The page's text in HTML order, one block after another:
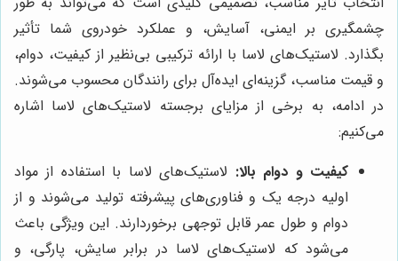
چشمگیری بر ایمنی، آسایش، و عملکرد خودروی شما تأثیر
بگذارد. لاستیک‌های لاسا با ارائه ترکیبی بی‌نظیر از کیفیت، دوام،
و قیمت مناسب، گزینه‌ای ایده‌آل برای رانندگان محسوب می‌شوند.
در ادامه، به برخی از مزایای برجسته لاستیک‌های لاسا اشاره
می‌کنیم:
کیفیت و دوام بالا: لاستیک‌های لاسا با استفاده از مواد
اولیه درجه یک و فناوری‌های پیشرفته تولید می‌شوند و از
دوام و طول عمر قابل توجهی برخوردارند. این ویژگی باعث
می‌شود که لاستیک‌های لاسا در برابر سایش، پارگی، و